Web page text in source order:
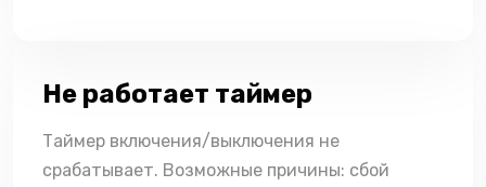
Не работает таймер
Таймер включения/выключения не
срабатывает. Возможные причины: сбой